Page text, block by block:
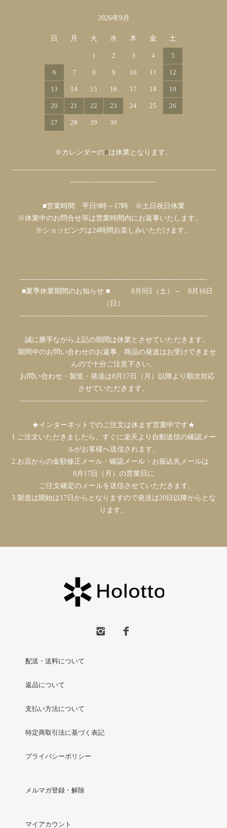
2026年9月
日 月 火 水 木 金 土
1 2 3 4 5
6 7 8 9 10 11 12
13 14 15 16 17 18 19
20 21 22 23 24 25 26
27 28 29 30
※カレンダーの■は休業となります。
---------------------------------------------------------------------------------
----------------------------------
■営業時間 平日9時～17時 ※土日祝日休業
※休業中のお問合せ等は営業時間内にお返事いたします。
※ショッピングは24時間お楽しみいただけます。
--------------------------------------------------------------------------
■夏季休業期間のお知らせ ■ 8月8日（土）～ 8月16日
（日）
--------------------------------------------------------------------------
誠に勝手ながら上記の期間は休業とさせていただきます。
期間中のお問い合わせのお返事、商品の発送はお受けできませ
んので十分ご注意下さい。
お問い合わせ・製造・発送は8月17日（月）以降より順次対応
させていただきます。
--------------------------------------------------------------------------
★インターネットでのご注文は休まず営業中です★
1.ご注文いただきましたら、すぐに楽天より自動送信の確認メー
ルがお客様へ送信されます。
2.お店からの金額修正メール・確認メール・お振込先メールは
8月17日（月）の営業日に
ご注文確定のメールを送信させていただきます。
3.製造は開始は17日からとなりますので発送は20日以降からとな
ります。
配送・送料について
返品について
支払い方法について
特定商取引法に基づく表記
プライバシーポリシー
メルマガ登録・解除
マイアカウント